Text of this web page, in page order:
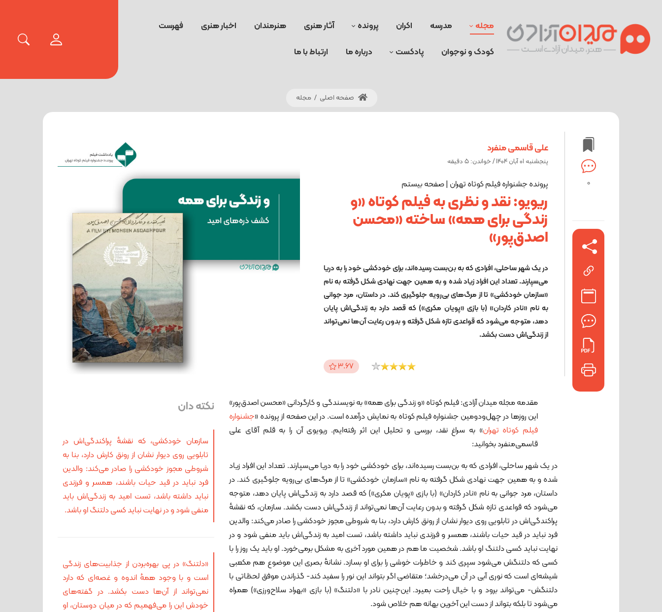
مجله مدرسه اکران پرونده آثار هنری هنرمندان اخبار هنری فهرست
کودک و نوجوان پادکست درباره ما ارتباط با ما
صفحه اصلی / مجله
0
علی قاسمی منفرد
پنجشنبه 01 آبان 1404 / خواندن: 5 دقیقه
پرونده جشنواره فیلم کوتاه تهران | صفحه بیستم
ریویو: نقد و نظری به فیلم کوتاه «و
زندگی برای همه» ساخته «محسن
اصدق‌پور»
در یک شهر ساحلی، افرادی که به بن‌بست رسیده‌اند، برای خودکشی خود را به دریا
می‌سپارند. تعداد این افراد زیاد شده و به همین جهت نهادی شکل گرفته به نام
«سازمان خودکشی» تا از مرگ‌های بی‌رویه جلوگیری کند. در داستان، مرد جوانی
به نام «نادر کاردان» (با بازی «پویان مکری») که قصد دارد به زندگی‌اش پایان
دهد، متوجه می‌شود که قواعدی تازه شکل گرفته و بدون رعایت آن‌ها نمی‌تواند
از زندگی‌اش دست بکشد.
3.67
مقدمه مجله میدان آزادی: فیلم کوتاه «و زندگی برای همه» به نویسندگی و کارگردانی «محسن اصدق‌پور»
این روزها در چهل‌و‌دومین جشنواره فیلم کوتاه به نمایش درآمده است. در این صفحه از پرونده «جشنواره
فیلم کوتاه تهران» به سراغ نقد، بررسی و تحلیل این اثر رفته‌ایم. ریویوی آن را به قلم آقای علی
قاسمی‌منفرد بخوانید:
در یک شهر ساحلی، افرادی که به بن‌بست رسیده‌اند، برای خودکشی خود را به دریا می‌سپارند. تعداد این افراد زیاد
شده و به همین جهت نهادی شکل گرفته به نام «سازمان خودکشی» تا از مرگ‌های بی‌رویه جلوگیری کند. در
داستان، مرد جوانی به نام «نادر کاردان» (با بازی «پویان مکری») که قصد دارد به زندگی‌اش پایان دهد، متوجه
می‌شود که قواعدی تازه شکل گرفته و بدون رعایت آن‌ها نمی‌تواند از زندگی‌اش دست بکشد. سازمان، که نقشهٔ
پراکندگی‌اش در تابلویی روی دیوار نشان از رونق کارش دارد، بنا به شروطی مجوز خودکشی را صادر می‌کند: والدین
فرد نباید در قید حیات باشند، همسر و فرزندی نباید داشته باشد، تست امید به زندگی‌اش باید منفی شود و در
نهایت نباید کسی دلتنگ او باشد. شخصیت ما هم در همین مورد آخری به مشکل برمی‌خورد. او باید یک روز را با
کسی که دلتنگش می‌شود سپری کند و خاطرات خوشی را برای او بسازد. نشانهٔ بصری این موضوع هم مکعبی
شیشه‌ای است که نوری آبی در آن می‌درخشد؛ متقاضی اگر بتواند این نور را سفید کند- گذراندن موفق لحظاتی با
دلتنگش- می‌تواند برود و با خیال راحت بمیرد. این‌چنین نادر با «دلتنگ» (با بازی «بهراد سلاح‌ورزی») همراه
می‌شود تا بلکه بتواند از دست این آخرین بهانه هم خلاص شود.
نکته دان
سازمان خودکشی، که نقشهٔ پراکندگی‌اش در
تابلویی روی دیوار نشان از رونق کارش دارد، بنا به
شروطی مجوز خودکشی را صادر می‌کند: والدین
فرد نباید در قید حیات باشند، همسر و فرزندی
نباید داشته باشد، تست امید به زندگی‌اش باید
منفی شود و در نهایت نباید کسی دلتنگ او باشد.
«دلتنگ» در پی بهره‌بردن از جذابیت‌های زندگی
است و با وجود همهٔ اندوه و غصه‌ای که دارد
نمی‌تواند از آن‌ها دست بکشد. در گفته‌های
خودش این را می‌فهمیم که در میان دوستان، او